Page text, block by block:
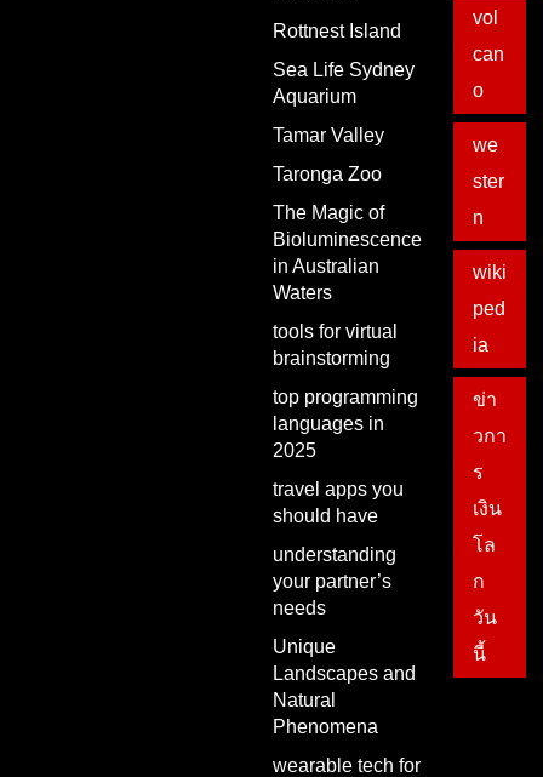
Rottnest Island
Sea Life Sydney
Aquarium
Tamar Valley
Taronga Zoo
The Magic of
Bioluminescence
in Australian
Waters
tools for virtual
brainstorming
top programming
languages in
2025
travel apps you
should have
understanding
your partner’s
needs
Unique
Landscapes and
Natural
Phenomena
wearable tech for
vol
can
o
we
ster
n
wiki
ped
ia
ข่า
วกา
ร
เงิน
โล
ก
วัน
นี้